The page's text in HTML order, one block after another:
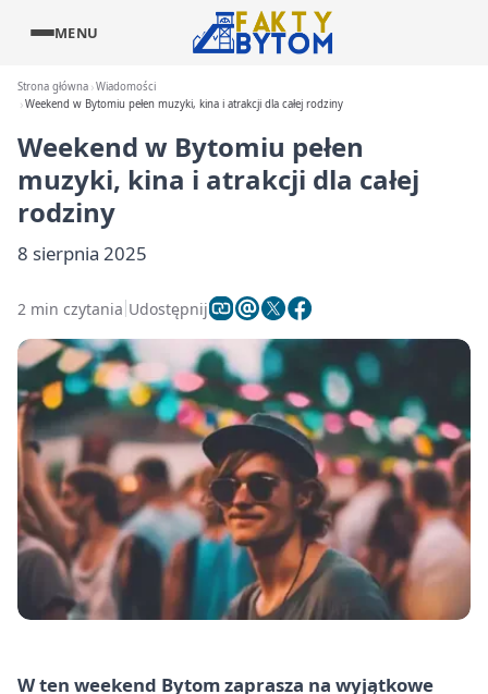
MENU
Strona główna Wiadomości
Weekend w Bytomiu pełen muzyki, kina i atrakcji dla całej rodziny
Weekend w Bytomiu pełen
muzyki, kina i atrakcji dla całej
rodziny
8 sierpnia 2025
2 min czytania Udostępnij
W ten weekend Bytom zaprasza na wyjątkowe